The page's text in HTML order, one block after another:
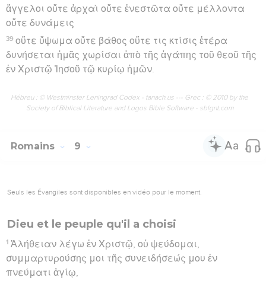
ἄγγελοι οὔτε ἀρχαὶ οὔτε ἐνεστῶτα οὔτε μέλλοντα
οὔτε δυνάμεις
39 οὔτε ὕψωμα οὔτε βάθος οὔτε τις κτίσις ἑτέρα
δυνήσεται ἡμᾶς χωρίσαι ἀπὸ τῆς ἀγάπης τοῦ θεοῦ τῆς
ἐν Χριστῷ Ἰησοῦ τῷ κυρίῳ ἡμῶν.
Hébreu : © Westminster Leningrad Codex - tanach.us --- Grec : © 2010 by the
Society of Biblical Literature and Logos Bible Software - sblgnt.com
Romains 9
Seuls les Évangiles sont disponibles en vidéo pour le moment.
Dieu et le peuple qu'il a choisi
1 Ἀλήθειαν λέγω ἐν Χριστῷ, οὐ ψεύδομαι,
συμμαρτυρούσης μοι τῆς συνειδήσεώς μου ἐν
πνεύματι ἁγίῳ,